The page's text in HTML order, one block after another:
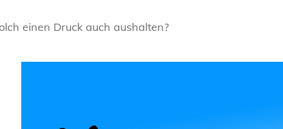
einen Druck auch aushalten?